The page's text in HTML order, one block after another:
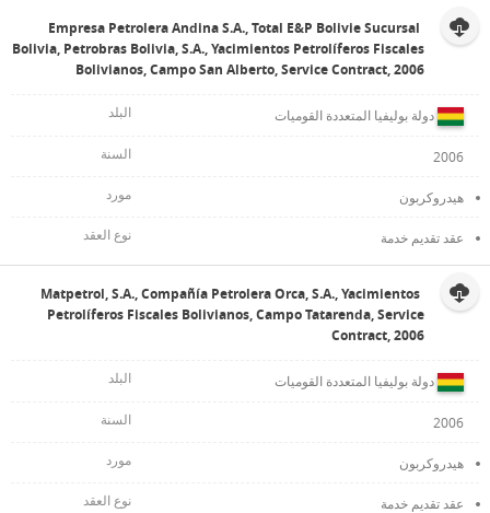
Empresa Petrolera Andina S.A., Total E&P Bolivie Sucursal
Bolivia, Petrobras Bolivia, S.A., Yacimientos Petrolíferos Fiscales
Bolivianos, Campo San Alberto, Service Contract, 2006
دولة بوليفيا المتعددة القوميات
2006
هيدروكربون
عقد تقديم خدمة
Matpetrol, S.A., Compañía Petrolera Orca, S.A., Yacimientos
Petrolíferos Fiscales Bolivianos, Campo Tatarenda, Service
Contract, 2006
دولة بوليفيا المتعددة القوميات
2006
هيدروكربون
عقد تقديم خدمة